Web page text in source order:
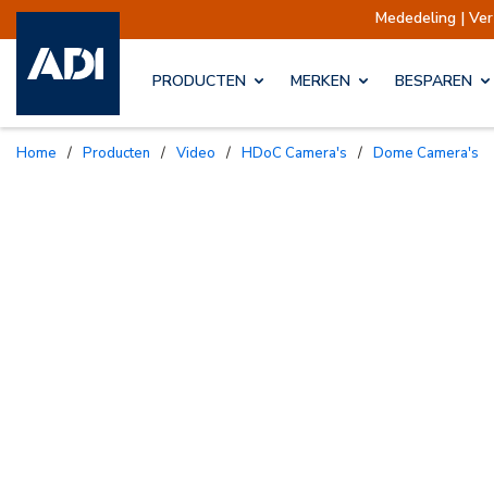
Mededeling |
PRODUCTEN MERKEN BESPAREN
Home / Producten / Video / HDoC Camera's / Dome Camera's